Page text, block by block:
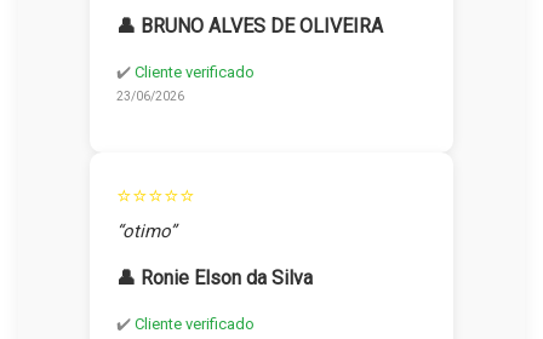
👤 BRUNO ALVES DE OLIVEIRA
✔️ Cliente verificado
23/06/2026
⭐⭐⭐⭐⭐
“otimo”
👤 Ronie Elson da Silva
✔️ Cliente verificado